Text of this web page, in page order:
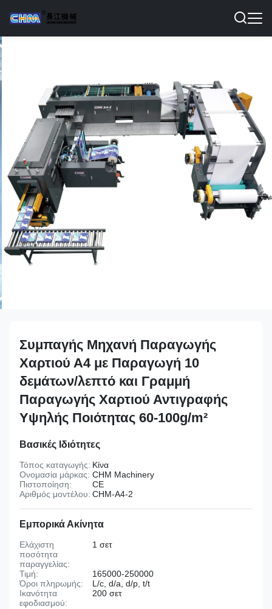
Συμπαγής Μηχανή Παραγωγής
Χαρτιού Α4 με Παραγωγή 10
δεμάτων/λεπτό και Γραμμή
Παραγωγής Χαρτιού Αντιγραφής
Υψηλής Ποιότητας 60-100g/m²
Βασικές Ιδιότητες
Τόπος καταγωγής: Κίνα
Ονομασία μάρκας: CHM Machinery
Πιστοποίηση:
CE
Αριθμός μοντέλου: CHM-A4-2
Εμπορικά Ακίνητα
Ελάχιστη
ποσότητα
παραγγελίας:
1 σετ
Τιμή:
165000-250000
Όροι πληρωμής:
L/c, d/a, d/p, t/t
Ικανότητα
εφοδιασμού:
200 σετ